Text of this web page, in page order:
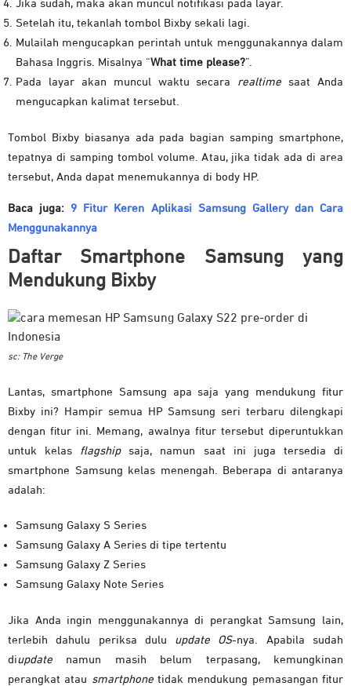
Jika sudah, maka akan muncul notifikasi pada layar.
Setelah itu, tekanlah tombol Bixby sekali lagi.
Mulailah mengucapkan perintah untuk menggunakannya dalam
Bahasa Inggris. Misalnya “What time please?”.
Pada layar akan muncul waktu secara realtime saat Anda
mengucapkan kalimat tersebut.
Tombol Bixby biasanya ada pada bagian samping smartphone,
tepatnya di samping tombol volume. Atau, jika tidak ada di area
tersebut, Anda dapat menemukannya di body HP.
Baca juga: 9 Fitur Keren Aplikasi Samsung Gallery dan Cara
Menggunakannya
Daftar Smartphone Samsung yang
Mendukung Bixby
sc: The Verge
Lantas, smartphone Samsung apa saja yang mendukung fitur
Bixby ini? Hampir semua HP Samsung seri terbaru dilengkapi
dengan fitur ini. Memang, awalnya fitur tersebut diperuntukkan
untuk kelas flagshipsaja, namun saat ini juga tersedia di
smartphone Samsung kelas menengah. Beberapa di antaranya
adalah:
Samsung Galaxy S Series
Samsung Galaxy A Series di tipe tertentu
Samsung Galaxy Z Series
Samsung Galaxy Note Series
Jika Anda ingin menggunakannya di perangkat Samsung lain,
terlebih dahulu periksa dulu update OS-nya. Apabila sudah
diupdate namun masih belum terpasang, kemungkinan
perangkat atau smartphonetidak mendukung pemasangan fitur